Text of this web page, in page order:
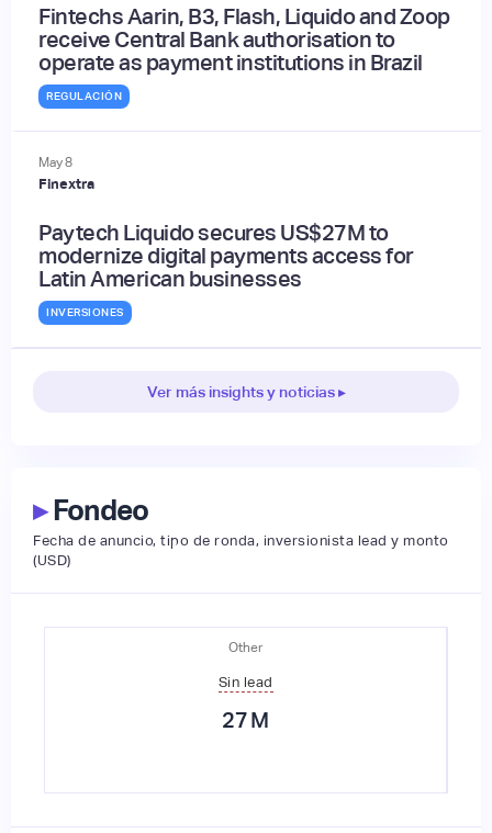
Fintechs Aarin, B3, Flash, Liquido and Zoop
receive Central Bank authorisation to
operate as payment institutions in Brazil
REGULACIÓN
May8
Finextra
Paytech Liquido secures US$27M to
modernize digital payments access for
Latin American businesses
INVERSIONES
Ver más insights y noticias ▸
▸Fondeo
Fecha de anuncio, tipo de ronda, inversionista lead y monto
(USD)
Other
Sin lead
27M